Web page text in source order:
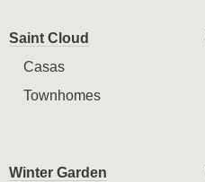
Saint Cloud
Casas
Townhomes
Winter Garden